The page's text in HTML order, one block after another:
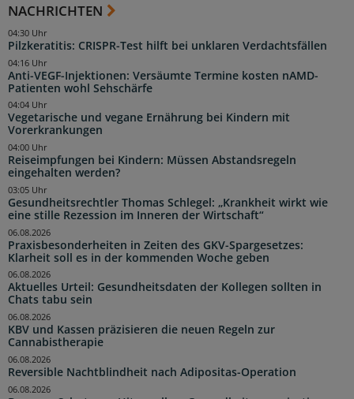
NACHRICHTEN
Pilzkeratitis: CRISPR-Test hilft bei unklaren Verdachtsfällen
04:30 Uhr
Anti-VEGF-Injektionen: Versäumte Termine kosten nAMD-
Patienten wohl Sehschärfe
04:16 Uhr
Vegetarische und vegane Ernährung bei Kindern mit
Vorerkrankungen
04:04 Uhr
Reiseimpfungen bei Kindern: Müssen Abstandsregeln
eingehalten werden?
04:00 Uhr
Gesundheitsrechtler Thomas Schlegel: „Krankheit wirkt wie
eine stille Rezession im Inneren der Wirtschaft“
03:05 Uhr
Praxisbesonderheiten in Zeiten des GKV-Spargesetzes:
Klarheit soll es in der kommenden Woche geben
06.08.2026
Aktuelles Urteil: Gesundheitsdaten der Kollegen sollten in
Chats tabu sein
06.08.2026
KBV und Kassen präzisieren die neuen Regeln zur
Cannabistherapie
06.08.2026
Reversible Nachtblindheit nach Adipositas-Operation
06.08.2026
06.08.2026